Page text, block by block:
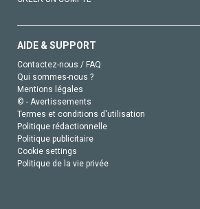
AIDE & SUPPORT
Contactez-nous / FAQ
Qui sommes-nous ?
Mentions légales
© - Avertissements
Termes et conditions d'utilisation
Politique rédactionnelle
Politique publicitaire
Cookie settings
Politique de la vie privée